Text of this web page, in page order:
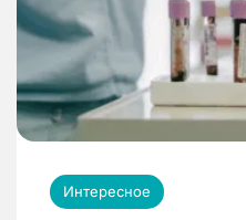
Интересное